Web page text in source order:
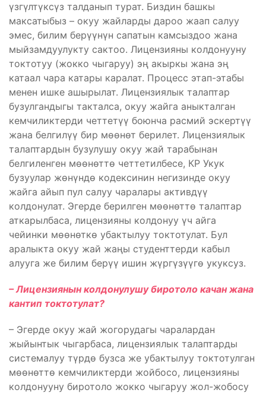
үзгүлтүксүз талданып турат. Биздин башкы
максатыбыз – окуу жайларды дароо жаап салуу
эмес, билим берүүнүн сапатын камсыздоо жана
мыйзамдуулукту сактоо. Лицензияны колдонууну
токтотуу (жокко чыгаруу) эң акыркы жана эң
катаал чара катары каралат. Процесс этап-этабы
менен ишке ашырылат. Лицензиялык талаптар
бузулгандыгы такталса, окуу жайга аныкталган
кемчиликтерди четтетүү боюнча расмий эскертүү
жана белгилүү бир мөөнөт берилет. Лицензиялык
талаптардын бузулушу окуу жай тарабынан
белгиленген мөөнөттө четтетилбесе, КР Укук
бузуулар жөнүндө кодексинин негизинде окуу
жайга айып пул салуу чаралары активдүү
колдонулат. Эгерде берилген мөөнөттө талаптар
аткарылбаса, лицензияны колдонуу үч айга
чейинки мөөнөткө убактылуу токтотулат. Бул
аралыкта окуу жай жаңы студенттерди кабыл
алууга же билим берүү ишин жүргүзүүгө укуксуз.
– Лицензиянын колдонулушу биротоло качан жана
кантип токтотулат?
– Эгерде окуу жай жогорудагы чаралардан
жыйынтык чыгарбаса, лицензиялык талаптарды
системалуу түрдө бузса же убактылуу токтотулган
мөөнөттө кемчиликтерди жойбосо, лицензияны
колдонууну биротоло жокко чыгаруу жол-жобосу